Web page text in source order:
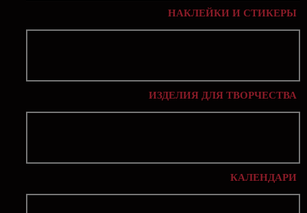
НАКЛЕЙКИ И СТИКЕРЫ
ИЗДЕЛИЯ ДЛЯ ТВОРЧЕСТВА
КАЛЕНДАРИ